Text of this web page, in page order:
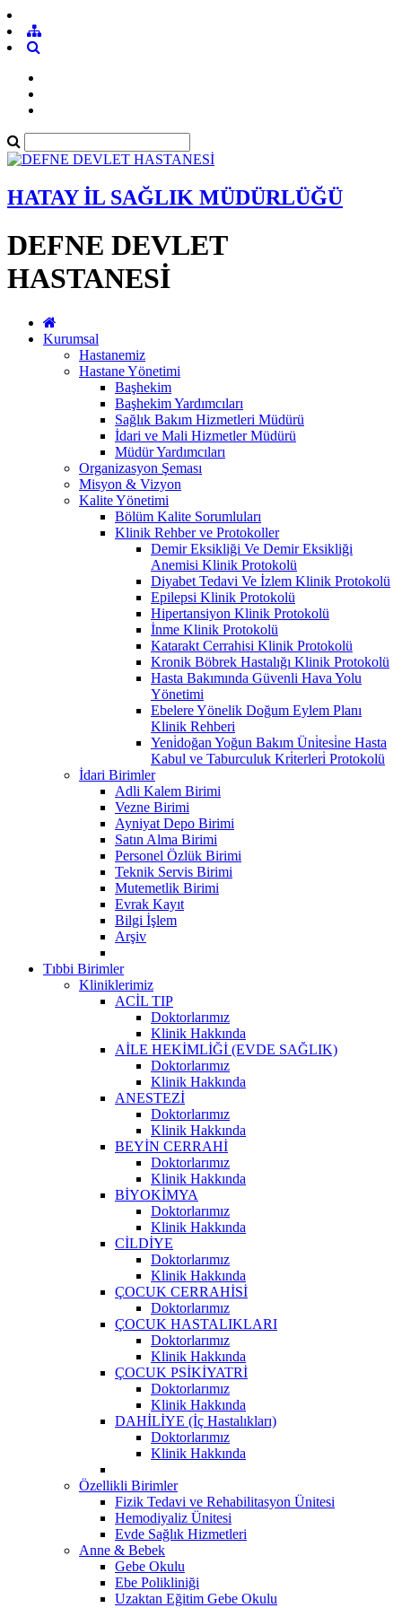
HATAY İL SAĞLIK MÜDÜRLÜĞÜ
DEFNE DEVLET
HASTANESİ
Kurumsal
Hastanemiz
Hastane Yönetimi
Başhekim
Başhekim Yardımcıları
Sağlık Bakım Hizmetleri Müdürü
İdari ve Mali Hizmetler Müdürü
Müdür Yardımcıları
Organizasyon Şeması
Misyon & Vizyon
Kalite Yönetimi
Bölüm Kalite Sorumluları
Klinik Rehber ve Protokoller
Demir Eksikliği Ve Demir Eksikliği
Anemisi Klinik Protokolü
Diyabet Tedavi Ve İzlem Klinik Protokolü
Epilepsi Klinik Protokolü
Hipertansiyon Klinik Protokolü
İnme Klinik Protokolü
Katarakt Cerrahisi Klinik Protokolü
Kronik Böbrek Hastalığı Klinik Protokolü
Hasta Bakımında Güvenli Hava Yolu
Yönetimi
Ebelere Yönelik Doğum Eylem Planı
Klinik Rehberi
Yeni̇doğan Yoğun Bakım Üni̇tesi̇ne Hasta
Kabul ve Taburculuk Kri̇terleri̇ Protokolü
İdari Birimler
Adli Kalem Birimi
Vezne Birimi
Ayniyat Depo Birimi
Satın Alma Birimi
Personel Özlük Birimi
Teknik Servis Birimi
Mutemetlik Birimi
Evrak Kayıt
Bilgi İşlem
Arşiv
Tıbbi Birimler
Kliniklerimiz
ACİL TIP
Doktorlarımız
Klinik Hakkında
AİLE HEKİMLİĞİ (EVDE SAĞLIK)
Doktorlarımız
Klinik Hakkında
ANESTEZİ
Doktorlarımız
Klinik Hakkında
BEYİN CERRAHİ
Doktorlarımız
Klinik Hakkında
BİYOKİMYA
Doktorlarımız
Klinik Hakkında
CİLDİYE
Doktorlarımız
Klinik Hakkında
ÇOCUK CERRAHİSİ
Doktorlarımız
ÇOCUK HASTALIKLARI
Doktorlarımız
Klinik Hakkında
ÇOCUK PSİKİYATRİ
Doktorlarımız
Klinik Hakkında
DAHİLİYE (İç Hastalıkları)
Doktorlarımız
Klinik Hakkında
Özellikli Birimler
Fizik Tedavi ve Rehabilitasyon Ünitesi
Hemodiyaliz Ünitesi
Evde Sağlık Hizmetleri
Anne & Bebek
Gebe Okulu
Ebe Polikliniği
Uzaktan Eğitim Gebe Okulu